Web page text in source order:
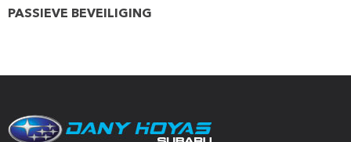
PASSIEVE BEVEILIGING